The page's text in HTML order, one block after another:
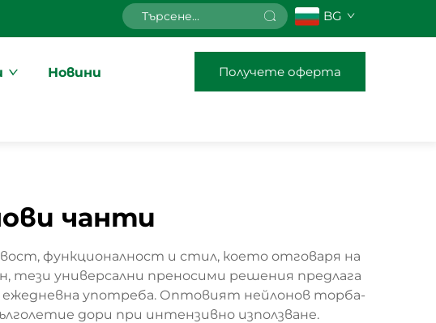
BG
Новини Получете оферта
чанти
функционалност и стил, което отговаря на
тези универсални преносими решения предлага
ежедневна употреба. Оптовият нейлонов торба-
дори при интензивно използване.